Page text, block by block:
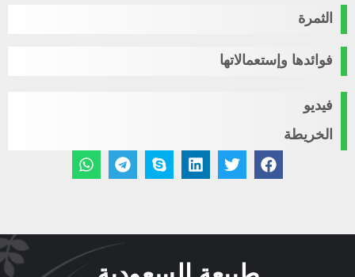
الثمرة
فوائدها وإستعمالاتها
فيديو
الخريطة